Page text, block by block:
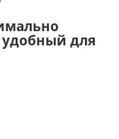
для